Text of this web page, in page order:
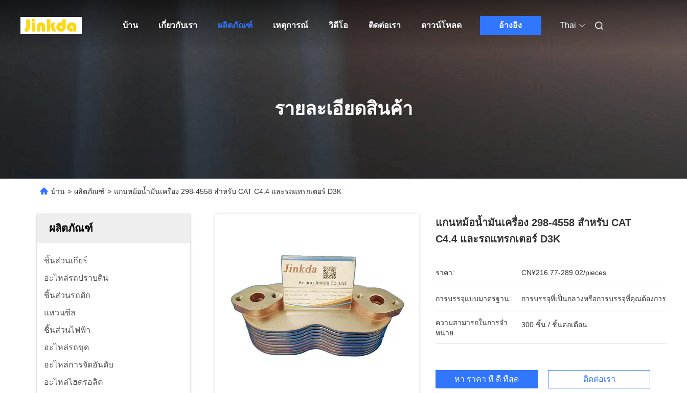
บ้าน เกี่ยวกับเรา ผลิตภัณฑ์ เหตุการณ์ วิดีโอ ติดต่อเรา ดาวน์โหลด อ้างอิง Thai
รายละเอียดสินค้า
บ้าน > ผลิตภัณฑ์ > แกนหม้อน้ำมันเครื่อง 298-4558 สำหรับ CAT C4.4 และรถแทรกเตอร์ D3K
ผลิตภัณฑ์
ชิ้นส่วนเกียร์
อะไหล่รถปราบดิน
ชิ้นส่วนรถตัก
แหวนซีล
ชิ้นส่วนไฟฟ้า
อะไหล่รถขุด
อะไหล่การจัดอันดับ
อะไหล่ไฮดรอลิค
แกนหม้อน้ำมันเครื่อง 298-4558 สำหรับ CAT
C4.4 และรถแทรกเตอร์ D3K
ราคา: CN¥216.77-289.02/pieces
การบรรจุแบบมาตรฐาน: การบรรจุที่เป็นกลางหรือการบรรจุที่คุณต้องการ
ความสามารถในการจํา
หน่าย:
300 ชิ้น / ชิ้นต่อเดือน
หา ราคา ที่ ดี ที่สุด ติดต่อเรา